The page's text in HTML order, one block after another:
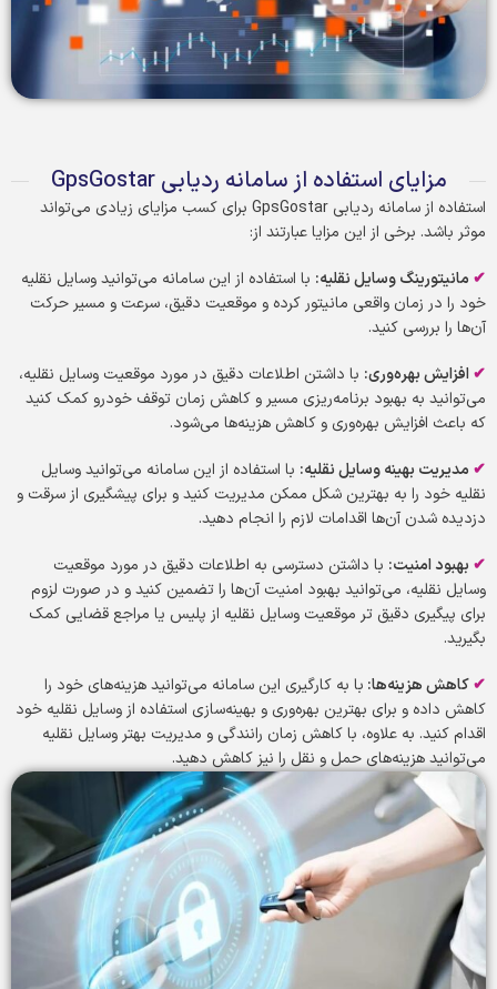
مزایای استفاده از سامانه ردیابی GpsGostar
استفاده از سامانه ردیابی GpsGostar برای کسب مزایای زیادی می‌تواند
موثر باشد. برخی از این مزایا عبارتند از:
✔ مانیتورینگ وسایل نقلیه: با استفاده از این سامانه می‌توانید وسایل نقلیه
خود را در زمان واقعی مانیتور کرده و موقعیت دقیق، سرعت و مسیر حرکت
آن‌ها را بررسی کنید.
✔افزایش بهره‌وری: با داشتن اطلاعات دقیق در مورد موقعیت وسایل نقلیه،
می‌توانید به بهبود برنامه‌ریزی مسیر و کاهش زمان توقف خودرو کمک کنید
که باعث افزایش بهره‌وری و کاهش هزینه‌ها می‌شود.
✔ مدیریت بهینه وسایل نقلیه: با استفاده از این سامانه می‌توانید وسایل
نقلیه خود را به بهترین شکل ممکن مدیریت کنید و برای پیشگیری از سرقت و
دزدیده شدن آن‌ها اقدامات لازم را انجام دهید.
✔ بهبود امنیت: با داشتن دسترسی به اطلاعات دقیق در مورد موقعیت
وسایل نقلیه، می‌توانید بهبود امنیت آن‌ها را تضمین کنید و در صورت لزوم
برای پیگیری دقیق تر موقعیت وسایل نقلیه از پلیس یا مراجع قضایی کمک
بگیرید.
✔کاهش هزینه‌ها: با به کارگیری این سامانه می‌توانید هزینه‌های خود را
کاهش داده و برای بهترین بهره‌وری و بهینه‌سازی استفاده از وسایل نقلیه خود
اقدام کنید. به علاوه، با کاهش زمان رانندگی و مدیریت بهتر وسایل نقلیه
می‌توانید هزینه‌های حمل و نقل را نیز کاهش دهید.